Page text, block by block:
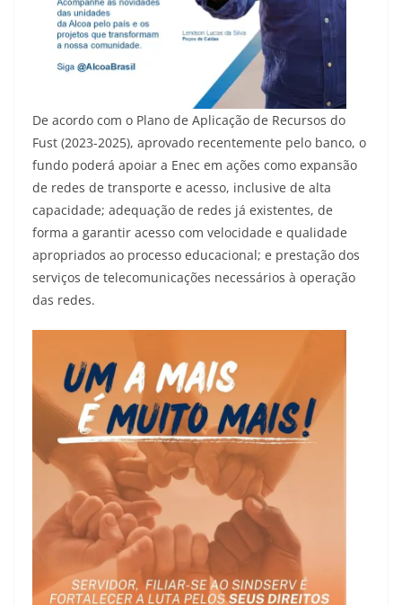
De acordo com o Plano de Aplicação de Recursos do
Fust (2023-2025), aprovado recentemente pelo banco, o
fundo poderá apoiar a Enec em ações como expansão
de redes de transporte e acesso, inclusive de alta
capacidade; adequação de redes já existentes, de
forma a garantir acesso com velocidade e qualidade
apropriados ao processo educacional; e prestação dos
serviços de telecomunicações necessários à operação
das redes.